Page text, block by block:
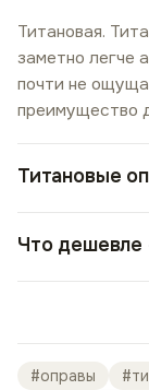
Титановая.
заметно легче
почти не
преимущество
Титановые
Что дешевле
#оправы #